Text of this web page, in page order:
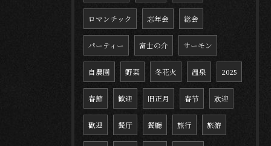
ロマンチック 忘年会 総会
パーティー 富士の介 サーモン
自農園 野菜 冬花火 温泉 2025
春節 歓迎 旧正月 春节 欢迎
歡迎 餐厅 餐廳 旅行 旅游